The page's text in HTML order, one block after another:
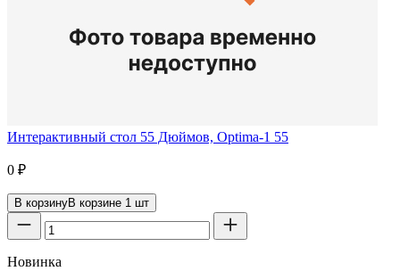
Интерактивный стол 55 Дюймов, Optima-1 55
0 ₽
В корзинуВ корзине 1 шт
Новинка